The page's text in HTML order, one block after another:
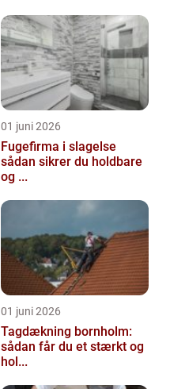
01 juni 2026
Fugefirma i slagelse
sådan sikrer du holdbare
og ...
01 juni 2026
Tagdækning bornholm:
sådan får du et stærkt og
hol...